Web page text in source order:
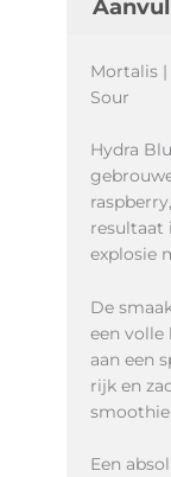
Mortalis
Sour
Hydra
resultaat
explosie
De
een volle
aan een
rijk en
smoothie
Een